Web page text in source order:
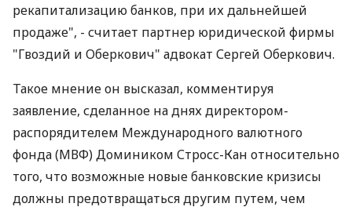
рекапитализацию банков, при их дальнейшей
продаже", - считает партнер юридической фирмы
"Гвоздий и Оберкович" адвокат Сергей Оберкович.
Такое мнение он высказал, комментируя
заявление, сделанное на днях директором-
распорядителем Международного валютного
фонда (МВФ) Домиником Стросс-Кан относительно
того, что возможные новые банковские кризисы
должны предотвращаться другим путем, чем